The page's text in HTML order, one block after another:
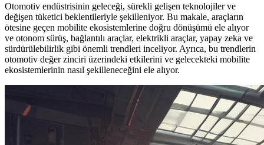
Otomotiv endüstrisinin geleceği, sürekli gelişen teknolojiler ve
değişen tüketici beklentileriyle şekilleniyor. Bu makale, araçların
ötesine geçen mobilite ekosistemlerine doğru dönüşümü ele alıyor
ve otonom sürüş, bağlantılı araçlar, elektrikli araçlar, yapay zeka ve
sürdürülebilirlik gibi önemli trendleri inceliyor. Ayrıca, bu trendlerin
otomotiv değer zinciri üzerindeki etkilerini ve gelecekteki mobilite
ekosistemlerinin nasıl şekilleneceğini ele alıyor.